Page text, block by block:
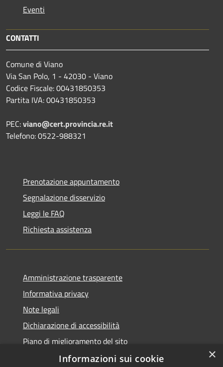
Eventi
CONTATTI
Comune di Viano
Via San Polo, 1 - 42030 - Viano
Codice Fiscale: 00431850353
Partita IVA: 00431850353
PEC:viano@cert.provincia.re.it
Telefono: 0522-988321
Prenotazione appuntamento
Segnalazione disservizio
Leggi le FAQ
Richiesta assistenza
Amministrazione trasparente
Informativa privacy
Note legali
Dichiarazione di accessibilità
Piano di miglioramento del sito
×
Informazioni sui cookie